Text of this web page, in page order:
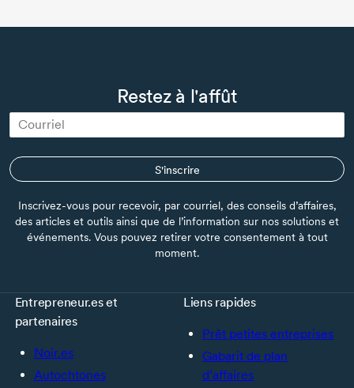
Restez à l'affût
S'inscrire
Inscrivez-vous pour recevoir, par courriel, des conseils d’affaires,
des articles et outils ainsi que de l’information sur nos solutions et
événements. Vous pouvez retirer votre consentement à tout
moment.
Entrepreneur.es et
partenaires
Noir.es
Autochtones
Liens rapides
Prêt petites entreprises
Gabarit de plan
d’affaires